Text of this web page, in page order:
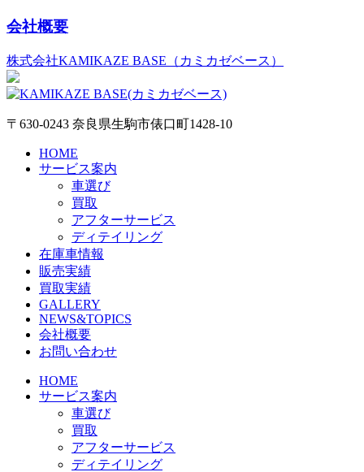
会社概要
株式会社KAMIKAZE BASE（カミカゼベース）
〒630-0243 奈良県生駒市俵口町1428-10
HOME
サービス案内
車選び
買取
アフターサービス
ディテイリング
在庫車情報
販売実績
買取実績
GALLERY
NEWS&TOPICS
会社概要
お問い合わせ
HOME
サービス案内
車選び
買取
アフターサービス
ディテイリング